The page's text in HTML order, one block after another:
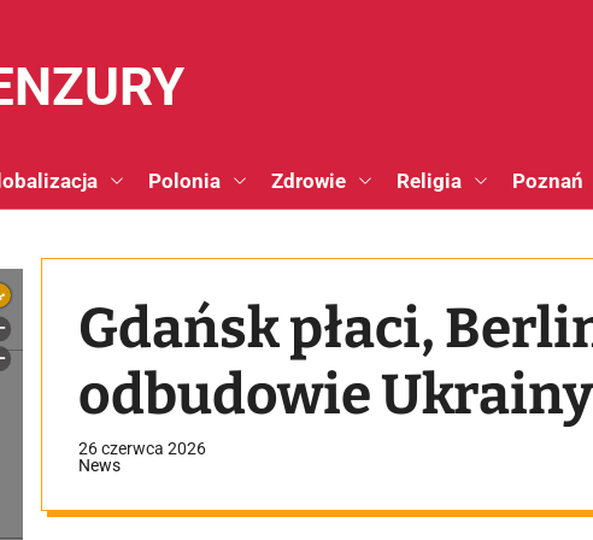
Polonia Zdrowie Religia Poznań
Gdańsk płaci,
odbudowie Ukrainy
26 czerwca 2026
News